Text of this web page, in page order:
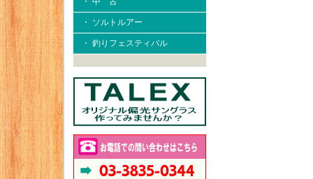
・ ソルトルアー
・ 釣りフェスティバル